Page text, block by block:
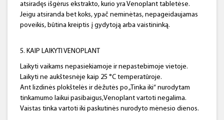
atsiradęs išgėrus ekstrakto, kurio yra Venoplant tabletėse.
Jeigu atsiranda bet koks, ypač neminėtas, nepageidaujamas
poveikis, būtina kreiptis į gydytoją arba vaistininką.
5. KAIP LAIKYTI VENOPLANT
Laikyti vaikams nepasiekiamoje ir nepastebimoje vietoje.
Laikyti ne aukštesnėje kaip 25 °C temperatūroje.
Ant lizdinės plokštelės ir dėžutės po „Tinka iki“ nurodytam
tinkamumo laikui pasibaigus,Venoplant vartoti negalima.
Vaistas tinka vartoti iki paskutinės nurodyto mėnesio dienos.